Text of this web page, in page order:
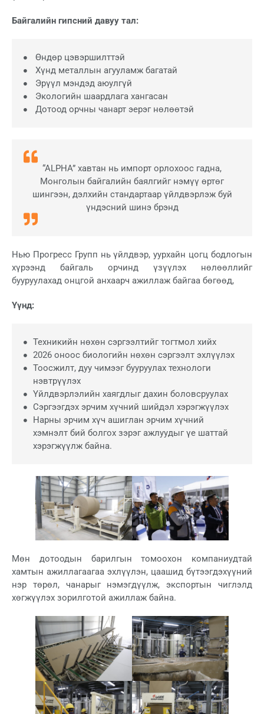
Байгалийн гипсний давуу тал:
Өндөр цэвэршилттэй
Хүнд металлын агууламж багатай
Эрүүл мэндэд аюулгүй
Экологийн шаардлага хангасан
Дотоод орчны чанарт эерэг нөлөөтэй
“ALPHA” хавтан нь импорт орлохоос гадна,
Монголын байгалийн баялгийг нэмүү өртөг
шингээн, дэлхийн стандартаар үйлдвэрлэж буй
үндэсний шинэ брэнд
Нью Прогресс Групп нь үйлдвэр, уурхайн цогц бодлогын
хүрээнд байгаль орчинд үзүүлэх нөлөөллийг
бууруулахад онцгой анхаарч ажиллаж байгаа бөгөөд,
Үүнд:
Техникийн нөхөн сэргээлтийг тогтмол хийх
2026 оноос биологийн нөхөн сэргээлт эхлүүлэх
Тоосжилт, дуу чимээг бууруулах технологи
нэвтрүүлэх
Үйлдвэрлэлийн хаягдлыг дахин боловсруулах
Сэргээгдэх эрчим хүчний шийдэл хэрэгжүүлэх
Нарны эрчим хүч ашиглан эрчим хүчний
хэмнэлт бий болгох зэрэг ажлуудыг үе шаттай
хэрэгжүүлж байна.
Мөн дотоодын барилгын томоохон компаниудтай
хамтын ажиллагаагаа эхлүүлэн, цаашид бүтээгдэхүүний
нэр төрөл, чанарыг нэмэгдүүлж, экспортын чиглэлд
хөгжүүлэх зорилготой ажиллаж байна.